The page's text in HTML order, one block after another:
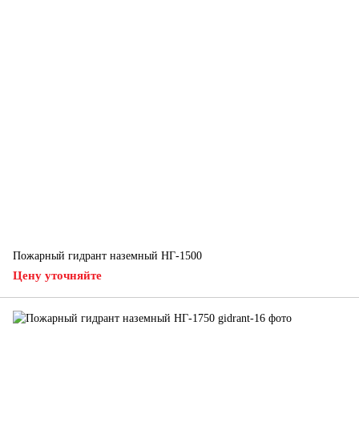
Пожарный гидрант наземный НГ-1500
Цену уточняйте